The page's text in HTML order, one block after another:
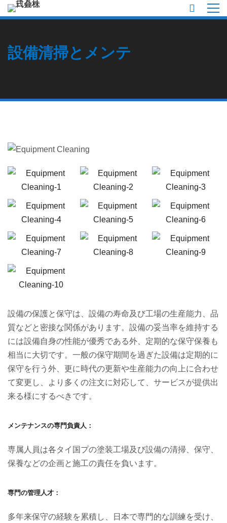
設備清掃とメンテ
設備の保護と保守は、設備の寿命及び工場の生産能力、品
質などと密接な関係があります。設備の妥当率を維持する
には設備自身の性能が優秀である外、定期的な保守保養も
相当に大切です。一般の保守期間を過ぎた設備は定期的に
保守を行う外、更に時代の更新や生産能力の向上に合わせ
て変更し、より多くの注文に対応して、サービスが提供出
来る様にするべきです。
メンテナンスの専門負責人：
専属人員は各タイ国プの塗装工場及び設備の清掃、保守、
保養などの企画と施工の責任を負います。
専門の管理人才：
多年来保守の経験を累積し、日本で専門的な訓練を受け、